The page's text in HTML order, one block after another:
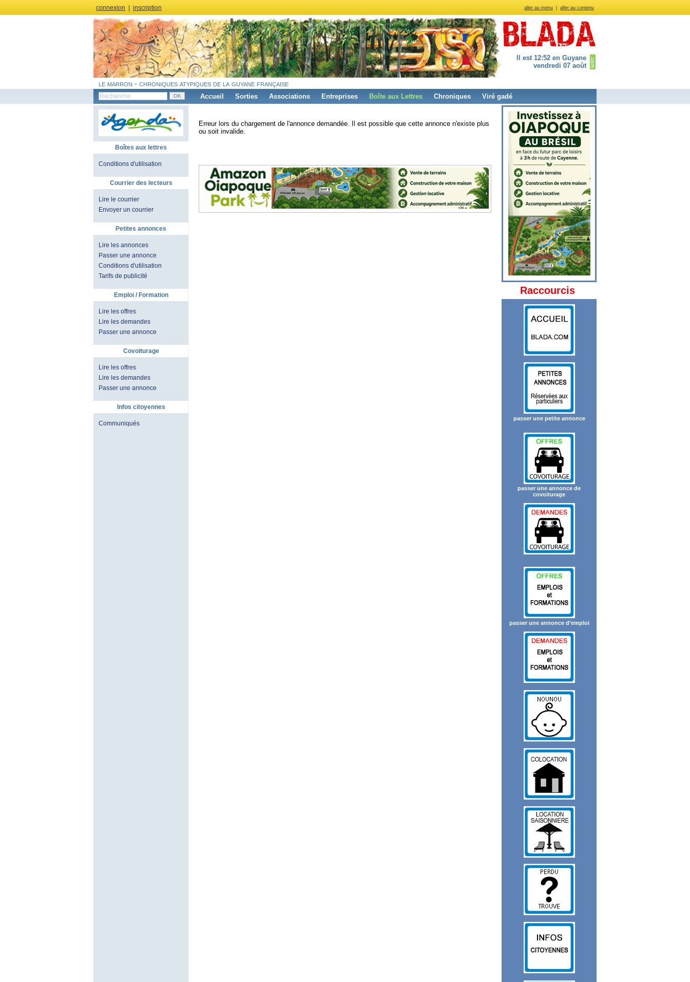
aller au menu aller au contenu
connexion inscription
Il est 12:52 en Guyane
vendredi 07 août
le marron - chroniques atypiques de la guyane française
Accueil Sorties Associations Entreprises Boîte aux Lettres Chroniques Viré gadé
Boîtes aux lettres
Conditions d'utilisation
Courrier des lecteurs
Lire le courrier
Envoyer un courrier
Petites annonces
Lire les annonces
Passer une annonce
Conditions d'utilisation
Tarifs de publicité
Emploi / Formation
Lire les offres
Lire les demandes
Passer une annonce
Covoiturage
Lire les offres
Lire les demandes
Passer une annonce
Infos citoyennes
Communiqués
Erreur lors du chargement de l'annonce demandée. Il est possible que cette annonce n'existe plus
ou soit invalide.
Raccourcis
passer une petite annonce
passer une annonce de
covoiturage
passer une annonce d’emploi